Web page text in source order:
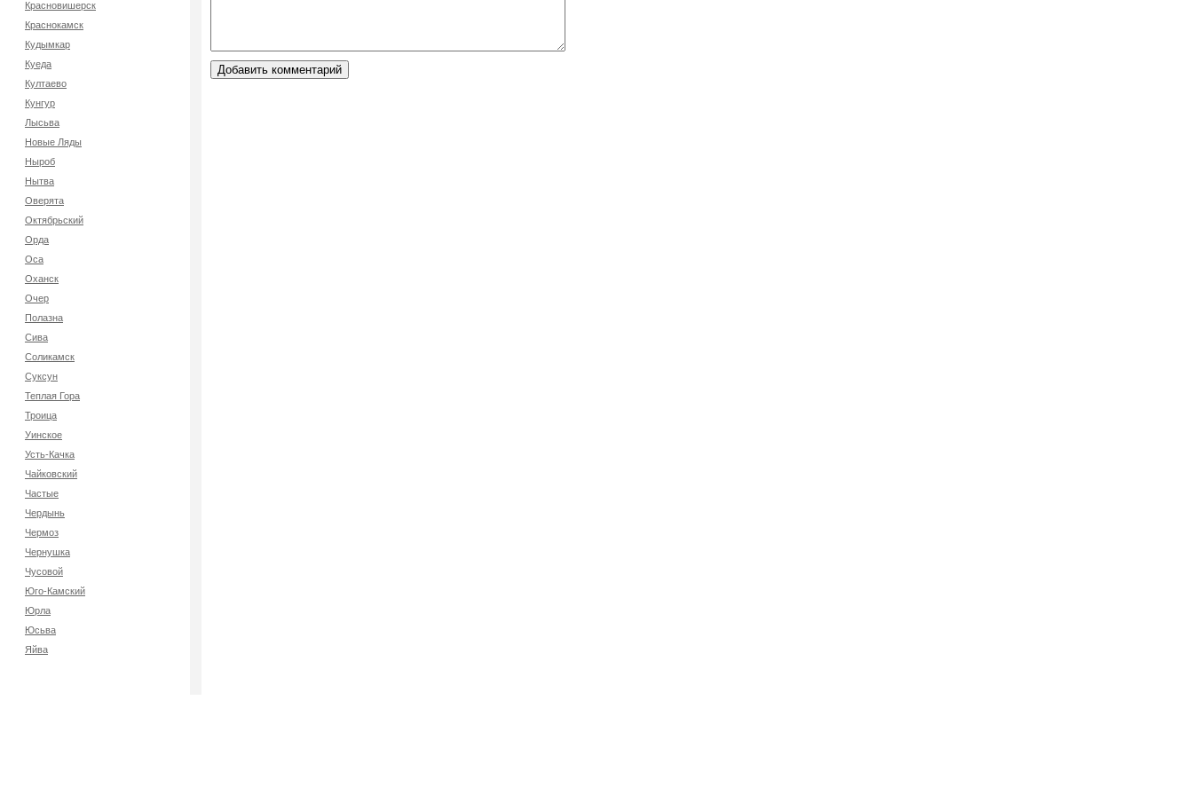
Красновишерск
Краснокамск
Кудымкар
Куеда
Култаево
Кунгур
Лысьва
Новые Ляды
Ныроб
Нытва
Оверята
Октябрьский
Орда
Оса
Оханск
Очер
Полазна
Сива
Соликамск
Суксун
Теплая Гора
Троица
Уинское
Усть-Качка
Чайковский
Частые
Чердынь
Чермоз
Чернушка
Чусовой
Юго-Камский
Юрла
Юсьва
Яйва